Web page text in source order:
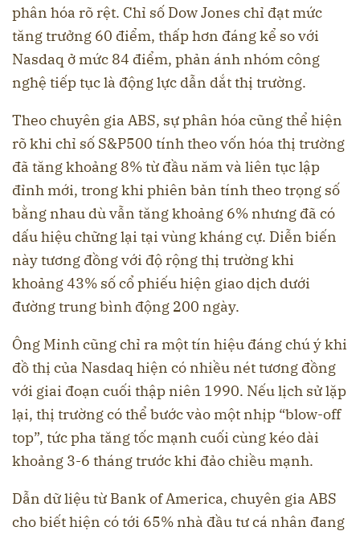
phân hóa rõ rệt. Chỉ số Dow Jones chỉ đạt mức
tăng trưởng 60 điểm, thấp hơn đáng kể so với
Nasdaq ở mức 84 điểm, phản ánh nhóm công
nghệ tiếp tục là động lực dẫn dắt thị trường.
Theo chuyên gia ABS, sự phân hóa cũng thể hiện
rõ khi chỉ số S&P500 tính theo vốn hóa thị trường
đã tăng khoảng 8% từ đầu năm và liên tục lập
đỉnh mới, trong khi phiên bản tính theo trọng số
bằng nhau dù vẫn tăng khoảng 6% nhưng đã có
dấu hiệu chững lại tại vùng kháng cự. Diễn biến
này tương đồng với độ rộng thị trường khi
khoảng 43% số cổ phiếu hiện giao dịch dưới
đường trung bình động 200 ngày.
Ông Minh cũng chỉ ra một tín hiệu đáng chú ý khi
đồ thị của Nasdaq hiện có nhiều nét tương đồng
với giai đoạn cuối thập niên 1990. Nếu lịch sử lặp
lại, thị trường có thể bước vào một nhịp “blow-off
top”, tức pha tăng tốc mạnh cuối cùng kéo dài
khoảng 3-6 tháng trước khi đảo chiều mạnh.
Dẫn dữ liệu từ Bank of America, chuyên gia ABS
cho biết hiện có tới 65% nhà đầu tư cá nhân đang